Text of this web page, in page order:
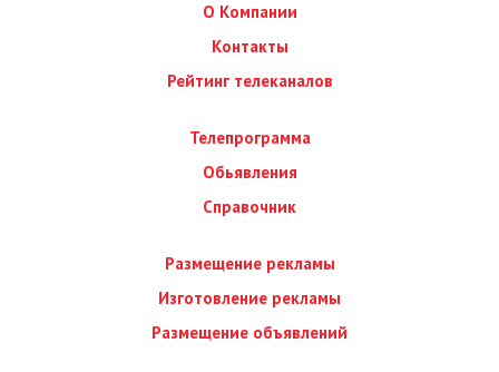
О Компании
Контакты
Рейтинг телеканалов
Телепрограмма
Обьявления
Справочник
Размещение рекламы
Изготовление рекламы
Размещение объявлений